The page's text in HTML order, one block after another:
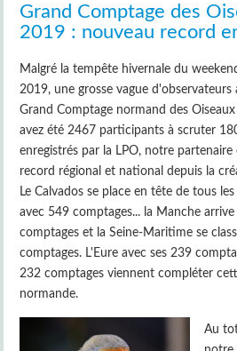
Grand Comptage des
2019 : nouveau record
Malgré la tempête hivernale du
2019, une grosse vague
Grand Comptage normand des
avez été 2467 participants à scruter
enregistrés par la LPO, notre
record régional et national depuis la
Le Calvados se place en tête de tous
avec 549 comptages... la Manche
comptages et la Seine-Maritime se
comptages. L'Eure avec ses 239
232 comptages viennent compléter
normande.
Au